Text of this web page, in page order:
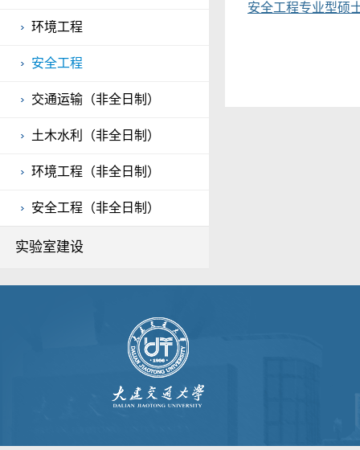
环境工程
安全工程
交通运输（非全日制）
土木水利（非全日制）
环境工程（非全日制）
安全工程（非全日制）
实验室建设
安全工程专业型硕